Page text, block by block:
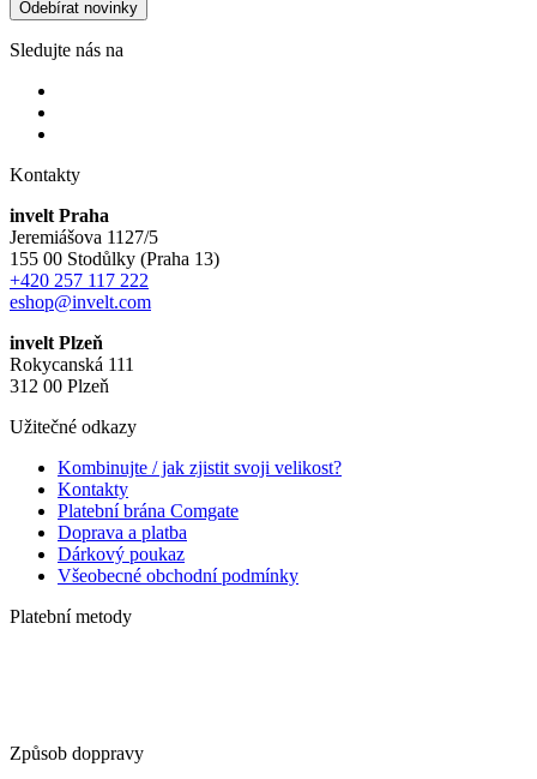
Odebírat novinky
Sledujte nás na
Kontakty
invelt Praha
Jeremiášova 1127/5
155 00 Stodůlky (Praha 13)
+420 257 117 222
eshop@invelt.com
invelt Plzeň
Rokycanská 111
312 00 Plzeň
Užitečné odkazy
Kombinujte / jak zjistit svoji velikost?
Kontakty
Platební brána Comgate
Doprava a platba
Dárkový poukaz
Všeobecné obchodní podmínky
Platební metody
Způsob doppravy